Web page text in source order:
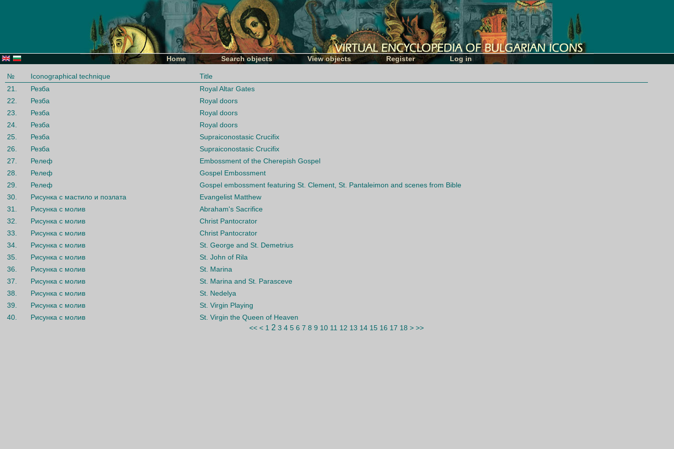
Home Search objects View objects Register Log in
№ Iconographical technique
Title
21.
Резба
Royal Altar Gates
22.
Резба
Royal doors
23.
Резба
Royal doors
24.
Резба
Royal doors
25.
Резба
Supraiconostasic Crucifix
26.
Резба
Supraiconostasic Crucifix
27.
Релеф
Embossment of the Cherepish Gospel
28.
Релеф
Gospel Embossment
29.
Релеф
Gospel embossment featuring St. Clement, St. Pantaleimon and scenes from Bible
30.
Рисунка с мастило и позлата
Evangelist Matthew
31.
Рисунка с молив
Abraham's Sacrifice
32.
Рисунка с молив
Christ Pantocrator
33.
Рисунка с молив
Christ Pantocrator
34.
Рисунка с молив
St. George and St. Demetrius
35.
Рисунка с молив
St. John of Rila
36.
Рисунка с молив
St. Marina
37.
Рисунка с молив
St. Marina and St. Parasceve
38.
Рисунка с молив
St. Nedelya
39.
Рисунка с молив
St. Virgin Playing
40.
Рисунка с молив
St. Virgin the Queen of Heaven
<< < 1 2 3 4 5 6 7 8 9 10 11 12 13 14 15 16 17 18 > >>